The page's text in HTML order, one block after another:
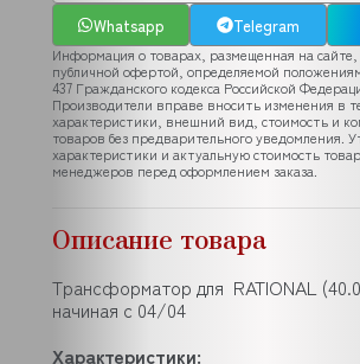
Whatsapp
Telegram
Информация о товарах, размещенная на сайте,
публичной офертой, определяемой
437 Гражданского кодекса Российской
Производители вправе вносить изменения в
характеристики, внешний вид, стоимость и
товаров без предварительного уведомления.
характеристики и актуальную стоимость
менеджеров перед оформлением заказа.
Описание товара
Трансформатор для RATIONAL
начиная с 04/04
Характеристики: